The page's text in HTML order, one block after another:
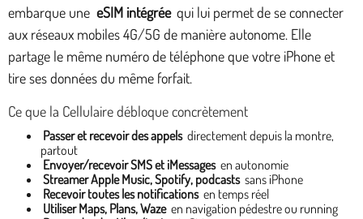
embarque une eSIM intégrée qui lui permet de se connecter
aux réseaux mobiles 4G/5G de manière autonome. Elle
partage le même numéro de téléphone que votre iPhone et
tire ses données du même forfait.
Ce que la Cellulaire débloque concrètement
Passer et recevoir des appels directement depuis la montre,
partout
Envoyer/recevoir SMS et iMessages en autonomie
Streamer Apple Music, Spotify, podcasts sans iPhone
Recevoir toutes les notifications en temps réel
Utiliser Maps, Plans, Waze en navigation pédestre ou running